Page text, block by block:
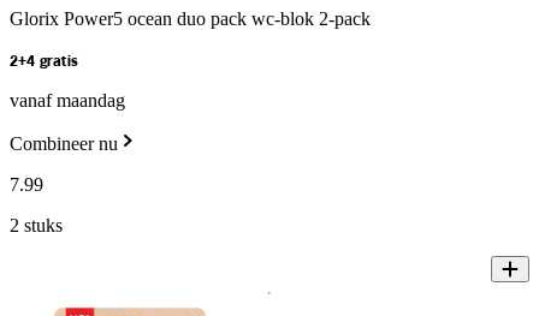
Glorix Power5 ocean duo pack wc-blok 2-pack
2+4 gratis
vanaf maandag
Combineer nu
7.99
2 stuks